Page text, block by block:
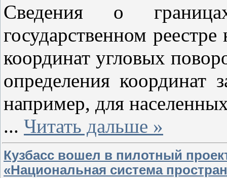
Сведения о
государственном
координат угловых
определения координат
например, для
... Читать дальше »
Кузбасс вошел в пилотный
«Национальная система